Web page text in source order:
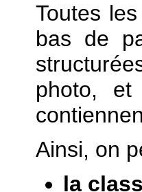
Toutes
bas de
photo,
Ainsi, on
la